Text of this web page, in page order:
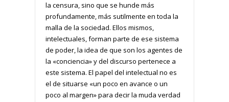
la censura, sino que se hunde más
profundamente, más sutilmente en toda la
malla de la sociedad. Ellos mismos,
intelectuales, forman parte de ese sistema
de poder, la idea de que son los agentes de
la «conciencia» y del discurso pertenece a
este sistema. El papel del intelectual no es
el de situarse «un poco en avance o un
poco al margen» para decir la muda verdad